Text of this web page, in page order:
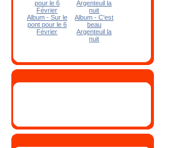
Album - Sur le
pont pour le 6
Février
Album - C'est
beau
Argenteuil la
nuit